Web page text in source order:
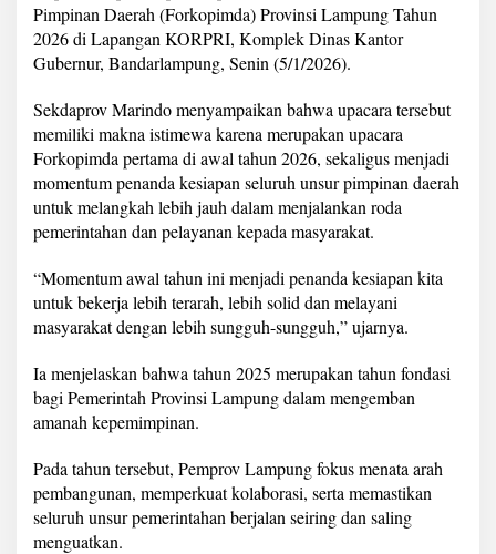
T
a
h
P
e
r
c
e
p
a
a
n
P
e
b
a
n
n
a
n
Pimpinan Daerah (Forkopimda) Provinsi Lampung Tahun
2026 di Lapangan KORPRI, Komplek Dinas Kantor
Gubernur, Bandarlampung, Senin (5/1/2026).
Sekdaprov Marindo menyampaikan bahwa upacara tersebut
memiliki makna istimewa karena merupakan upacara
Forkopimda pertama di awal tahun 2026, sekaligus menjadi
momentum penanda kesiapan seluruh unsur pimpinan daerah
untuk melangkah lebih jauh dalam menjalankan roda
pemerintahan dan pelayanan kepada masyarakat.
“Momentum awal tahun ini menjadi penanda kesiapan kita
untuk bekerja lebih terarah, lebih solid dan melayani
masyarakat dengan lebih sungguh-sungguh,” ujarnya.
Ia menjelaskan bahwa tahun 2025 merupakan tahun fondasi
bagi Pemerintah Provinsi Lampung dalam mengemban
amanah kepemimpinan.
Pada tahun tersebut, Pemprov Lampung fokus menata arah
pembangunan, memperkuat kolaborasi, serta memastikan
seluruh unsur pemerintahan berjalan seiring dan saling
menguatkan.